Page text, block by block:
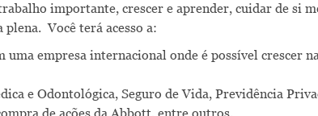
importante, crescer e aprender, cuidar de si
Você terá acesso a:
empresa internacional onde é possível crescer
e Odontológica, Seguro de Vida, Previdência